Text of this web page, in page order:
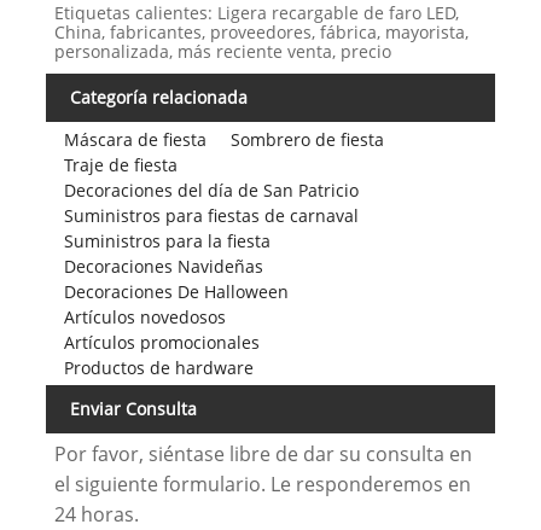
Etiquetas calientes: Ligera recargable de faro LED,
China, fabricantes, proveedores, fábrica, mayorista,
personalizada, más reciente venta, precio
Categoría relacionada
Máscara de fiesta
Sombrero de fiesta
Traje de fiesta
Decoraciones del día de San Patricio
Suministros para fiestas de carnaval
Suministros para la fiesta
Decoraciones Navideñas
Decoraciones De Halloween
Artículos novedosos
Artículos promocionales
Productos de hardware
Enviar Consulta
Por favor, siéntase libre de dar su consulta en
el siguiente formulario. Le responderemos en
24 horas.